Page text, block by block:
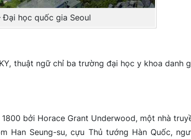
Đại học quốc gia Seoul
thuật ngữ chỉ ba trường đại học y khoa danh
bởi Horace Grant Underwood, một nhà
Han Seung-su, cựu Thủ tướng Hàn Quốc,